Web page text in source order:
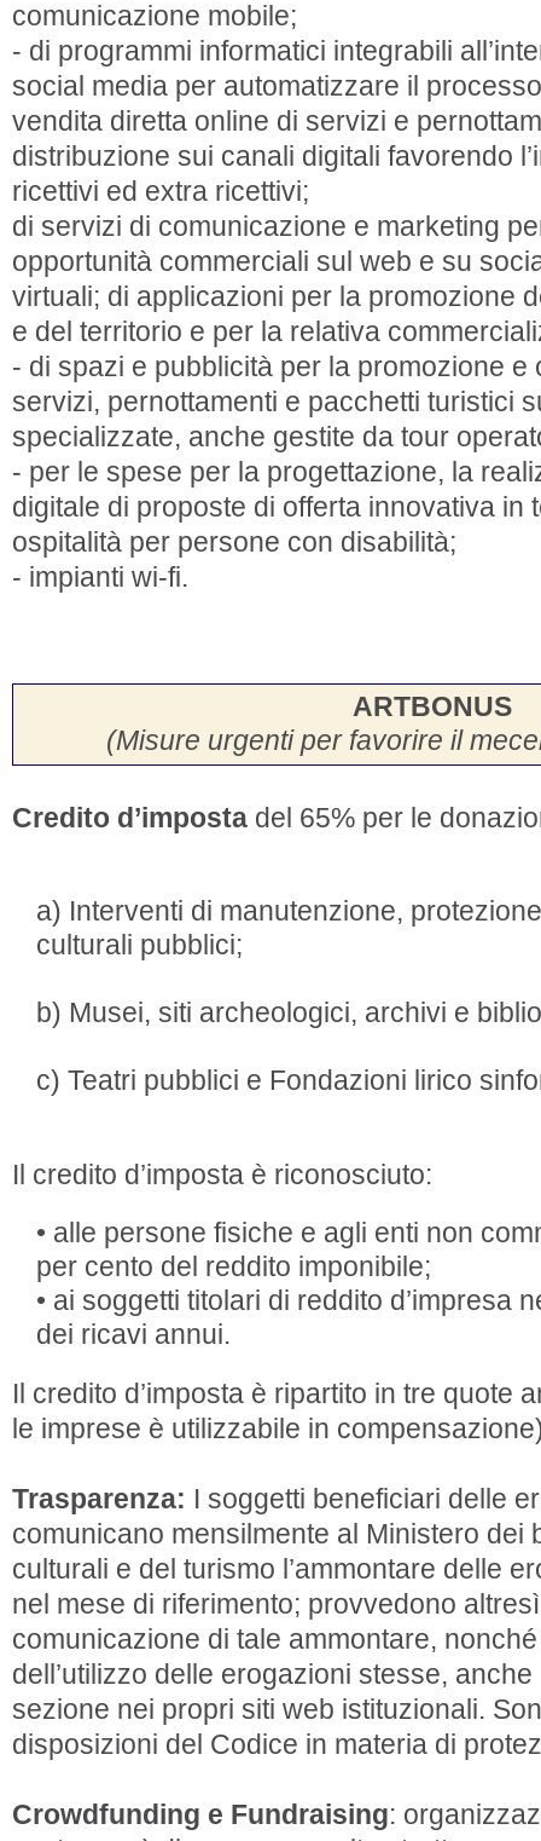
comunicazione mobile;
- di programmi informatici integrabili
social media per automatizzare il
vendita diretta online di servizi e
distribuzione sui canali digitali favorendo
ricettivi ed extra ricettivi;
di servizi di comunicazione e marketing
opportunità commerciali sul web e su
virtuali; di applicazioni per la promozione
e del territorio e per la relativa
- di spazi e pubblicità per la promozione
servizi, pernottamenti e pacchetti turistici
specializzate, anche gestite da tour
- per le spese per la progettazione, la
digitale di proposte di offerta innovativa in
ospitalità per persone con disabilità;
- impianti wi-fi.
ARTBONUS
(Misure urgenti per favorire il
Credito d’imposta del 65% per le
a) Interventi di manutenzione,
culturali pubblici;
b) Musei, siti archeologici, archivi e
c) Teatri pubblici e Fondazioni lirico
Il credito d’imposta è riconosciuto:
• alle persone fisiche e agli enti non
per cento del reddito imponibile;
• ai soggetti titolari di reddito d’impresa
dei ricavi annui.
Il credito d’imposta è ripartito in tre quote
le imprese è utilizzabile in
Trasparenza: I soggetti beneficiari delle
comunicano mensilmente al Ministero dei
culturali e del turismo l’ammontare delle
nel mese di riferimento; provvedono
comunicazione di tale ammontare,
dell’utilizzo delle erogazioni stesse,
sezione nei propri siti web istituzionali.
disposizioni del Codice in materia di
Crowdfunding e Fundraising: